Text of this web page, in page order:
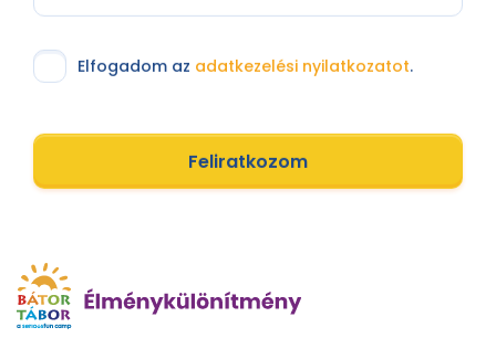
Elfogadom az adatkezelési nyilatkozatot.
Feliratkozom